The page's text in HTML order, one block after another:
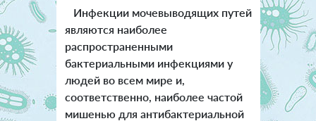
Инфекции мочевыводящих путей
являются наиболее
распространенными
бактериальными инфекциями у
людей во всем мире и,
соответственно, наиболее частой
мишенью для антибактериальной